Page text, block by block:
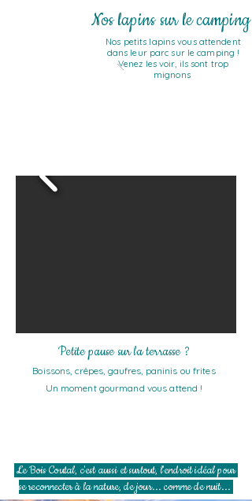
Nos lapins sur le camping
Nos petits lapins vous attendent
dans leur parc sur le camping !
Venez les voir, ils sont trop
mignons
Petite pause sur la terrasse ?
Boissons, crêpes, gaufres, paninis ou frites
Un moment gourmand vous attend !
Le Bois Coutal, c'est aussi et surtout, l'endroit idéal pour
se reconnecter à la nature, de jour... comme de nuit...